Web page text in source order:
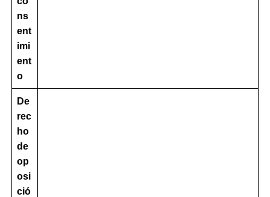
ns
ent
imi
ent
o
De
rec
ho
de
op
osi
ció